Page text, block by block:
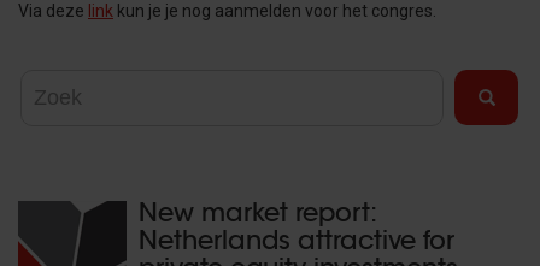
Via deze link kun je je nog aanmelden voor het congres.
New market report:
Netherlands attractive for